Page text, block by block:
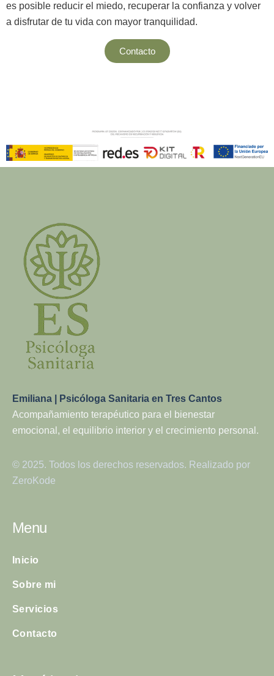
es posible reducir el miedo, recuperar la confianza y volver
a disfrutar de tu vida con mayor tranquilidad.
Contacto
Emiliana | Psicóloga Sanitaria en Tres Cantos
Acompañamiento terapéutico para el bienestar
emocional, el equilibrio interior y el crecimiento personal.
© 2025. Todos los derechos reservados. Realizado por
ZeroKode
Menu
Inicio
Sobre mi
Servicios
Contacto